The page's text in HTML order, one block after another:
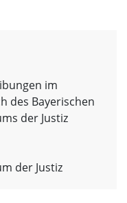
im
des Bayerischen
der Justiz
der Justiz